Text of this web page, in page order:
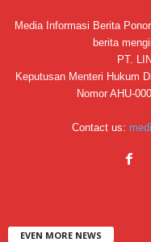
Media Informasi Berita
berita
PT.
Keputusan Menteri Hukum
Nomor AHU-
Contact us:
EVEN MORE NEWS